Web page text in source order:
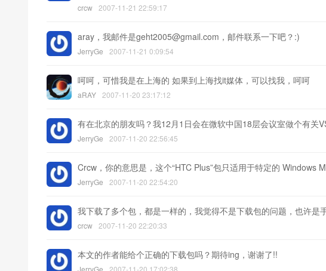
crcw 2007-11-21 22:59:17
aray，我邮件是geht2005@gmail.com，邮件联系一下吧？:)
JerryGe 2007-11-21 0:09:54
呵呵，可惜我是在上海的 如果到上海找it媒体，可以找我，呵呵
aRAY 2007-11-20 23:17:12
有在北京的朋友吗？我12月1日会在微软中国18层会议室做个有关
JerryGe 2007-11-20 22:56:45
Crcw，你的意思是，这个“HTC Plus”包只适用于特定的 Windows
JerryGe 2007-11-20 22:54:20
我下载了多个包，都是一样的，我觉得不是下载包的问题，也许是
crcw 2007-11-20 22:20:33
本文的作者能给个正确的下载包吗？期待ing，谢谢了!!